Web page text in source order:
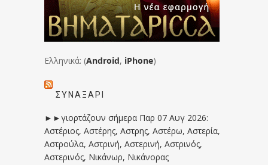
Ελληνικά: (Android, iPhone)
ΣΥΝΑΞΆΡΙ
►►γιορτάζουν σήμερα Παρ 07 Αυγ 2026:
Αστέριος, Αστέρης, Αστρης, Αστέρω, Αστερία,
Αστρούλα, Αστρινή, Αστερινή, Αστρινός,
Αστερινός, Νικάνωρ, Νικάνορας